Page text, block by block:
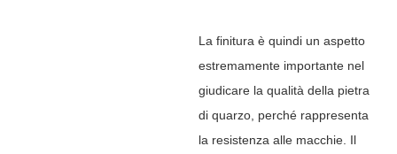
La finitura è quindi un aspetto
estremamente importante nel
giudicare la qualità della pietra
di quarzo, perché rappresenta
la resistenza alle macchie. Il